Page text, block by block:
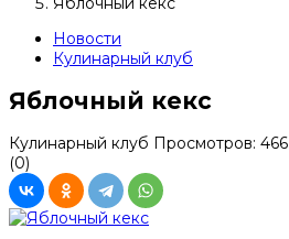
Новости
Кулинарный клуб
Яблочный кекс
Кулинарный клуб Просмотров: 466
(0)